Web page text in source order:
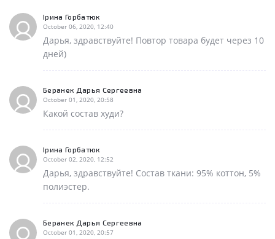
Ірина Горбатюк
October 06, 2020, 12:40
Дарья, здравствуйте! Повтор товара будет через 10
дней)
Беранек Дарья Сергеевна
October 01, 2020, 20:58
Какой состав худи?
Ірина Горбатюк
October 02, 2020, 12:52
Дарья, здравствуйте! Состав ткани: 95% коттон, 5%
полиэстер.
Беранек Дарья Сергеевна
October 01, 2020, 20:57